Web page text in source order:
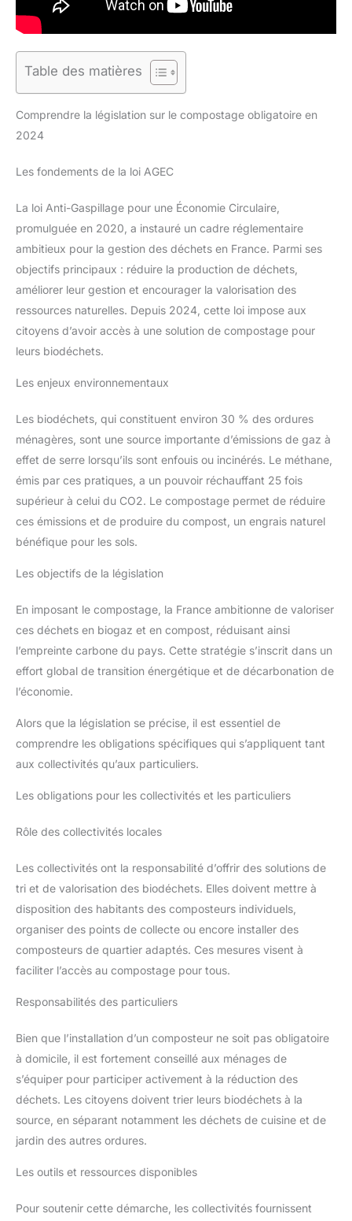
Table des matières
Comprendre la législation sur le compostage obligatoire en
2024
Les fondements de la loi AGEC
La loi Anti-Gaspillage pour une Économie Circulaire,
promulguée en 2020, a instauré un cadre réglementaire
ambitieux pour la gestion des déchets en France. Parmi ses
objectifs principaux : réduire la production de déchets,
améliorer leur gestion et encourager la valorisation des
ressources naturelles. Depuis 2024, cette loi impose aux
citoyens d’avoir accès à une solution de compostage pour
leurs biodéchets.
Les enjeux environnementaux
Les biodéchets, qui constituent environ 30 % des ordures
ménagères, sont une source importante d’émissions de gaz à
effet de serre lorsqu’ils sont enfouis ou incinérés. Le méthane,
émis par ces pratiques, a un pouvoir réchauffant 25 fois
supérieur à celui du CO2. Le compostage permet de réduire
ces émissions et de produire du compost, un engrais naturel
bénéfique pour les sols.
Les objectifs de la législation
En imposant le compostage, la France ambitionne de valoriser
ces déchets en biogaz et en compost, réduisant ainsi
l’empreinte carbone du pays. Cette stratégie s’inscrit dans un
effort global de transition énergétique et de décarbonation de
l’économie.
Alors que la législation se précise, il est essentiel de
comprendre les obligations spécifiques qui s’appliquent tant
aux collectivités qu’aux particuliers.
Les obligations pour les collectivités et les particuliers
Rôle des collectivités locales
Les collectivités ont la responsabilité d’offrir des solutions de
tri et de valorisation des biodéchets. Elles doivent mettre à
disposition des habitants des composteurs individuels,
organiser des points de collecte ou encore installer des
composteurs de quartier adaptés. Ces mesures visent à
faciliter l’accès au compostage pour tous.
Responsabilités des particuliers
Bien que l’installation d’un composteur ne soit pas obligatoire
à domicile, il est fortement conseillé aux ménages de
s’équiper pour participer activement à la réduction des
déchets. Les citoyens doivent trier leurs biodéchets à la
source, en séparant notamment les déchets de cuisine et de
jardin des autres ordures.
Les outils et ressources disponibles
Pour soutenir cette démarche, les collectivités fournissent